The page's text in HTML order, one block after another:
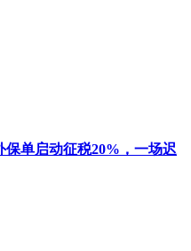
单启动征税20%，一场迟